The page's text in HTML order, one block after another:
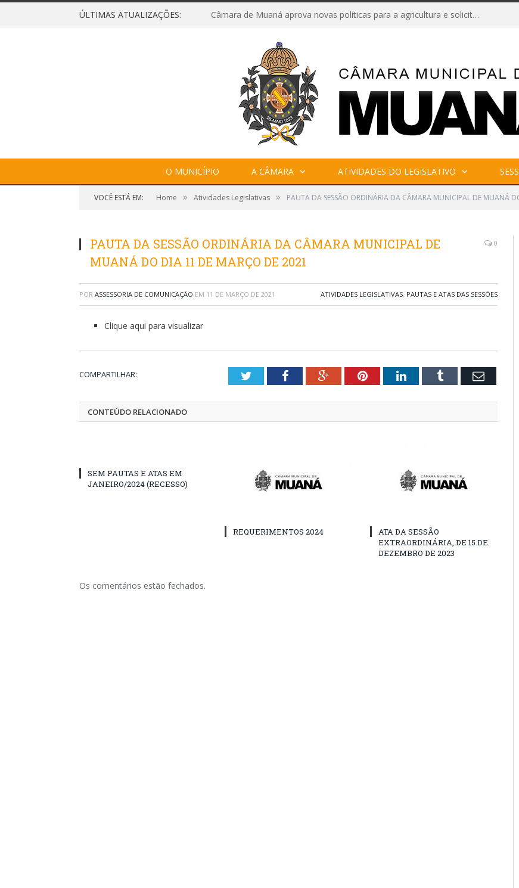
ÚLTIMAS ATUALIZAÇÕES: Câmara de Muaná aprova novas políticas para a agricultura e solicita reforma da Ponte do Reduto
O MUNICÍPIO A CÂMARA ATIVIDADES DO LEGISLATIVO
VOCÊ ESTÁ EM: Home » Atividades Legislativas » PAUTA DA SESSÃO ORDINÁRIA DA CÂMARA MUNICIPAL DE MUANÁ
PAUTA DA SESSÃO ORDINÁRIA DA CÂMARA MUNICIPAL DE
MUANÁ DO DIA 11 DE MARÇO DE 2021
0
POR ASSESSORIA DE COMUNICAÇÃO EM 11 DE MARÇO DE 2021 ATIVIDADES LEGISLATIVAS, PAUTAS E ATAS DAS SESSÕES
Clique aqui para visualizar
COMPARTILHAR: TwitterFacebookGoogle+PinterestLinkedInTumblr Email
CONTEÚDO RELACIONADO
SEM PAUTAS E ATAS EM
JANEIRO/2024 (RECESSO)
REQUERIMENTOS 2024
ATA DA SESSÃO
EXTRAORDINÁRIA, DE 15 DE
DEZEMBRO DE 2023
Os comentários estão fechados.